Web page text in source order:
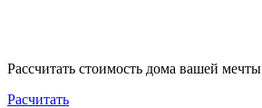
Рассчитать стоимость дома вашей мечты
Расчитать